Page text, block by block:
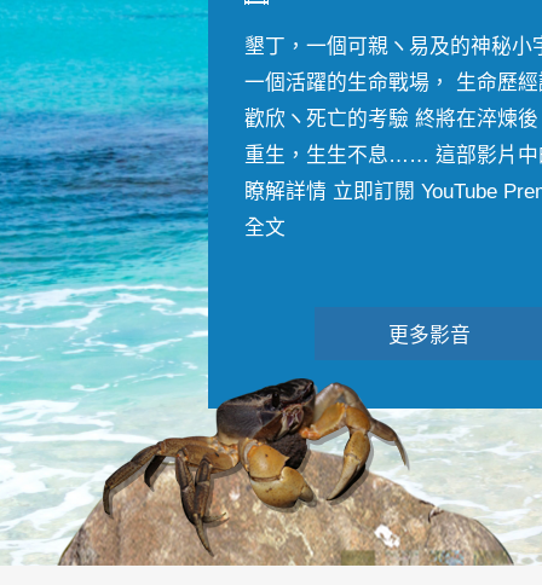
墾丁，一個可親ヽ易及的神秘小
一個活躍的生命戰場， 生命歷
歡欣ヽ死亡的考驗 終將在淬煉
重生，生生不息…… 這部影片中
瞭解詳情 立即訂閱 YouTube
全文
更多影音